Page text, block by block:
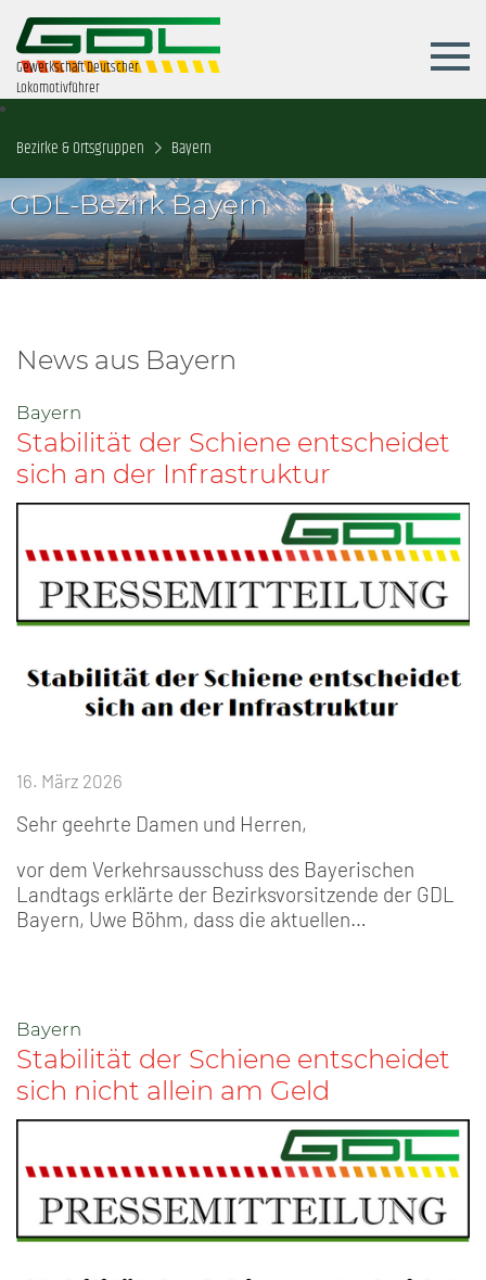
Gewerkschaft Deutscher
Lokomotivführer
Bezirke & Ortsgruppen Bayern
GDL-Bezirk Bayern
News aus Bayern
Bayern
Stabilität der Schiene entscheidet
sich an der Infrastruktur
16. März 2026
Sehr geehrte Damen und Herren,
vor dem Verkehrsausschuss des Bayerischen
Landtags erklärte der Bezirksvorsitzende der GDL
Bayern, Uwe Böhm, dass die aktuellen…
Bayern
Stabilität der Schiene entscheidet
sich nicht allein am Geld